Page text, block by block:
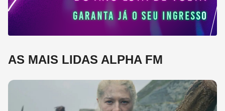
AS MAIS LIDAS ALPHA FM